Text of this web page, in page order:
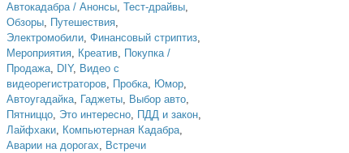
Автокадабра / Анонсы, Тест-драйвы,
Обзоры, Путешествия,
Электромобили, Финансовый стриптиз,
Мероприятия, Креатив, Покупка /
Продажа, DIY, Видео с
видеорегистраторов, Пробка, Юмор,
Автоугадайка, Гаджеты, Выбор авто,
Пятниццо, Это интересно, ПДД и закон,
Лайфхаки, Компьютерная Кадабра,
Аварии на дорогах, Встречи